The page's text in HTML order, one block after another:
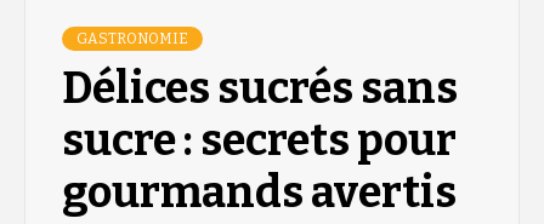
GASTRONOMIE
Délices sucrés sans
sucre : secrets pour
gourmands avertis